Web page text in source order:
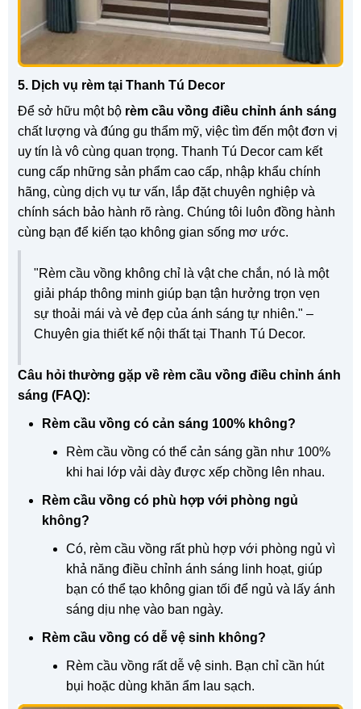
5. Dịch vụ rèm tại Thanh Tú Decor
Để sở hữu một bộ rèm cầu vồng điều chỉnh ánh sáng
chất lượng và đúng gu thẩm mỹ, việc tìm đến một đơn vị
uy tín là vô cùng quan trọng. Thanh Tú Decor cam kết
cung cấp những sản phẩm cao cấp, nhập khẩu chính
hãng, cùng dịch vụ tư vấn, lắp đặt chuyên nghiệp và
chính sách bảo hành rõ ràng. Chúng tôi luôn đồng hành
cùng bạn để kiến tạo không gian sống mơ ước.
"Rèm cầu vồng không chỉ là vật che chắn, nó là một
giải pháp thông minh giúp bạn tận hưởng trọn vẹn
sự thoải mái và vẻ đẹp của ánh sáng tự nhiên." –
Chuyên gia thiết kế nội thất tại Thanh Tú Decor.
Câu hỏi thường gặp về rèm cầu vồng điều chỉnh ánh
sáng (FAQ):
Rèm cầu vồng có cản sáng 100% không?
Rèm cầu vồng có thể cản sáng gần như 100%
khi hai lớp vải dày được xếp chồng lên nhau.
Rèm cầu vồng có phù hợp với phòng ngủ
không?
Có, rèm cầu vồng rất phù hợp với phòng ngủ vì
khả năng điều chỉnh ánh sáng linh hoạt, giúp
bạn có thể tạo không gian tối để ngủ và lấy ánh
sáng dịu nhẹ vào ban ngày.
Rèm cầu vồng có dễ vệ sinh không?
Rèm cầu vồng rất dễ vệ sinh. Bạn chỉ cần hút
bụi hoặc dùng khăn ẩm lau sạch.